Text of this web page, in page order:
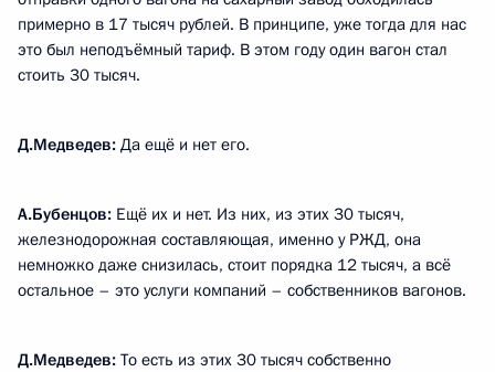
примерно в 17 тысяч рублей. В принципе, уже тогда для нас
это был неподъёмный тариф. В этом году один вагон стал
стоить 30 тысяч.
Д.Медведев: Да ещё и нет его.
А.Бубенцов: Ещё их и нет. Из них, из этих 30 тысяч,
железнодорожная составляющая, именно у РЖД, она
немножко даже снизилась, стоит порядка 12 тысяч, а всё
остальное – это услуги компаний – собственников вагонов.
Д.Медведев: То есть из этих 30 тысяч собственно